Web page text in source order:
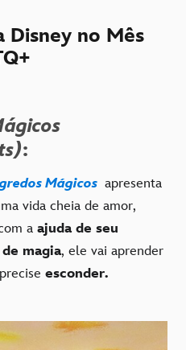
Disney no Mês
:
Mágicos apresenta
vida cheia de amor,
a ajuda de seu
magia, ele vai aprender
esconder.